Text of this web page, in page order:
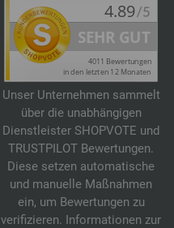
Unser Unternehmen sammelt
über die unabhängigen
Dienstleister SHOPVOTE und
TRUSTPILOT Bewertungen.
Diese setzen automatische
und manuelle Maßnahmen
ein, um Bewertungen zu
verifizieren. Informationen zur